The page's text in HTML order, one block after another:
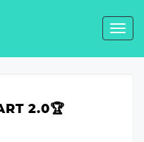
2.0🏆